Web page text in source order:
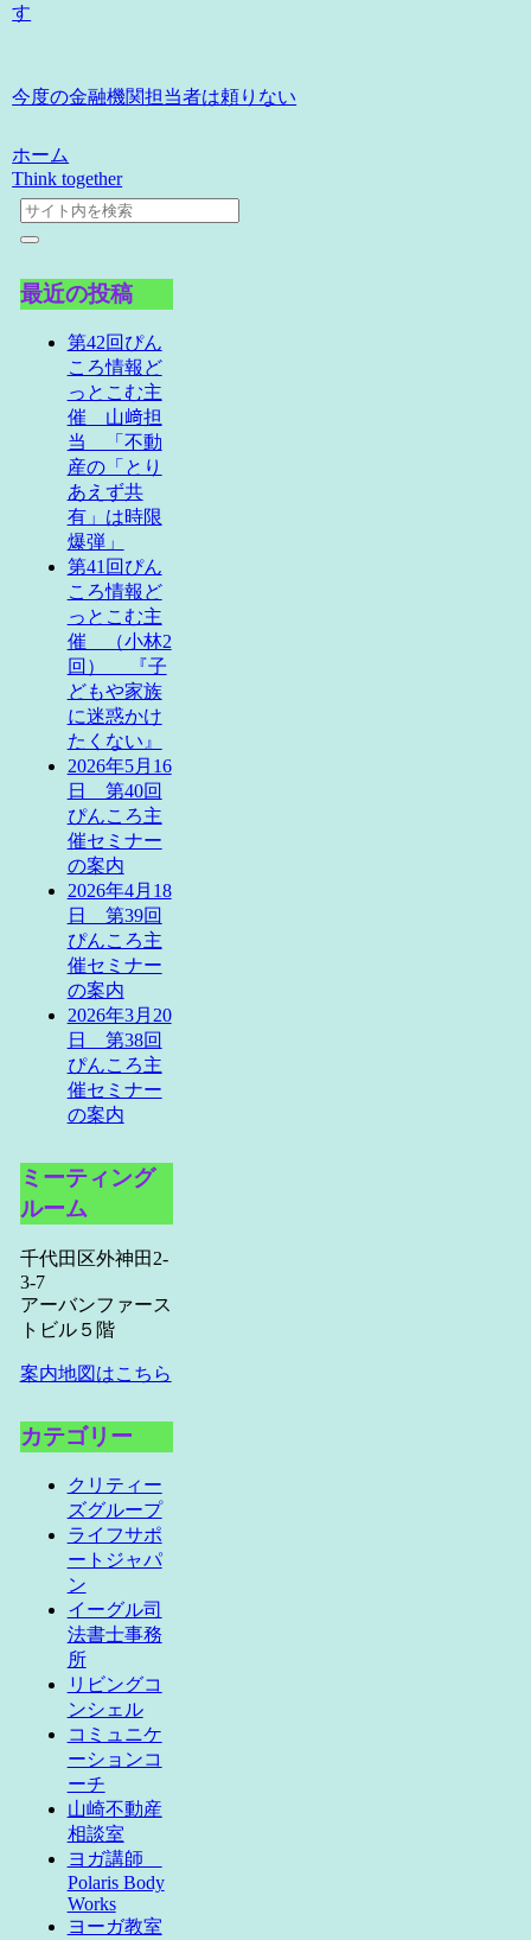
す
今度の金融機関担当者は頼りない
ホーム
Think together
最近の投稿
第42回ぴん
ころ情報ど
っとこむ主
催 山﨑担
当 「不動
産の「とり
あえず共
有」は時限
爆弾」
第41回ぴん
ころ情報ど
っとこむ主
催 （小林2
回） 『子
どもや家族
に迷惑かけ
たくない』
2026年5月16
日 第40回
ぴんころ主
催セミナー
の案内
2026年4月18
日 第39回
ぴんころ主
催セミナー
の案内
2026年3月20
日 第38回
ぴんころ主
催セミナー
の案内
ミーティング
ルーム
千代田区外神田2-
3-7
アーバンファース
トビル５階
案内地図はこちら
カテゴリー
クリティー
ズグループ
ライフサポ
ートジャパ
ン
イーグル司
法書士事務
所
リビングコ
ンシェル
コミュニケ
ーションコ
ーチ
山崎不動産
相談室
ヨガ講師
Polaris Body
Works
ヨーガ教室